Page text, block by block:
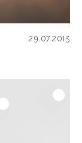
29.07.2013